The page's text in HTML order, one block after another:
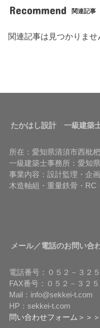
Recommend 関連記事
関連記事は見つかりませ
たかはし設計 一級建築
所在：愛知県清須市西枇
一級建築士事務所：愛知
事業内容：設計監理・企画
木造軸組・重量鉄骨・RC
メール／電話のお問い合
電話番号：０５２－３２
FAX番号：０５２－３２
Mail：info@sekkei-t.com
HP：sekkei-t.com
問い合わせフォーム＞＞＞